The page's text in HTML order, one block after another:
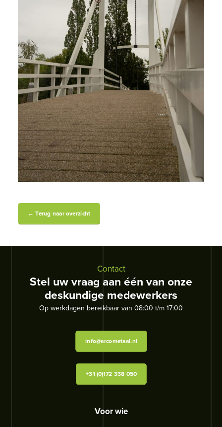
← Terug naar overzicht
Contact
Stel uw vraag aan één van onze
deskundige medewerkers
Op werkdagen bereikbaar van 08:00 t/m 17:00
info@arcometaal.nl
+31 (0)172 338 050
Voor wie